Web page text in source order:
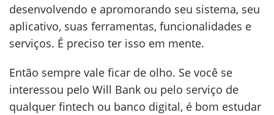
desenvolvendo e apromorando seu sistema, seu
aplicativo, suas ferramentas, funcionalidades e
serviços. É preciso ter isso em mente.
Então sempre vale ficar de olho. Se você se
interessou pelo Will Bank ou pelo serviço de
qualquer fintech ou banco digital, é bom estudar